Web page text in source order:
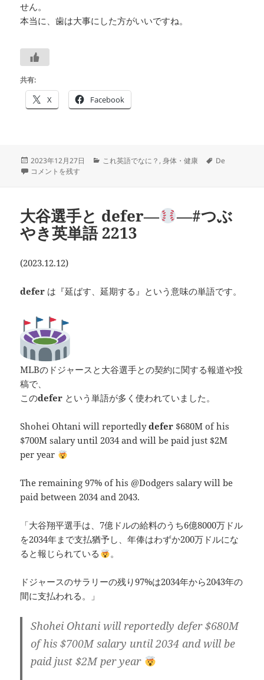
せん。
本当に、歯は大事にした方がいいですね。
共有:
X Facebook
投
稿
2023年12月27日
カ
これ英語でなに？ ,身体・健康
タ
De
英語で「入れ歯」は
コメントを残す
大谷選手と defer―
―#つぶ
やき英単語 2213
(2023.12.12)
defer は『延ばす、延期する』という意味の単語です。
MLBのドジャースと大谷選手との契約に関する報道や投
稿で、
このdefer という単語が多く使われていました。
Shohei Ohtani will reportedlydefer $680M of his
$700M salary until 2034 and will be paid just $2M
per year
The remaining 97% of his @Dodgers salary will be
paid between 2034 and 2043.
「大谷翔平選手は、7億ドルの給料のうち6億8000万ドル
を2034年まで支払猶予し、年俸はわずか200万ドルにな
ると報じられている
。
ドジャースのサラリーの残り97%は2034年から2043年の
間に支払われる。」
Shohei Ohtani will reportedly defer $680M
of his $700M salary until 2034 and will be
paid just $2M per year